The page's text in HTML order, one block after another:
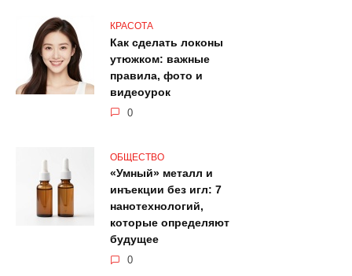
КРАСОТА
Как сделать локоны
утюжком: важные
правила, фото и
видеоурок
0
ОБЩЕСТВО
«Умный» металл и
инъекции без игл: 7
нанотехнологий,
которые определяют
будущее
0